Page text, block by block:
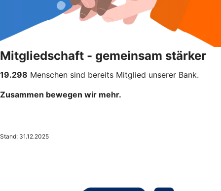
Mitgliedschaft - gemeinsam stärker
19.298 Menschen sind bereits Mitglied unserer Bank.
Zusammen bewegen wir mehr.
Stand: 31.12.2025